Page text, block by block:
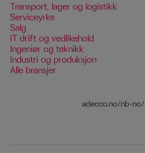
Transport, lager og logistikk
Serviceyrke
Salg
IT drift og vedlikehold
Ingeniør og teknikk
Industri og produksjon
Alle bransjer
adecco.no/nb-no/